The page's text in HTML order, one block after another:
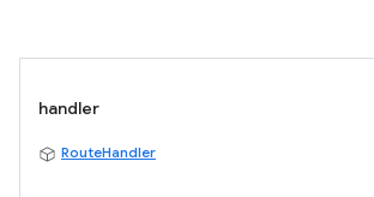
handler
RouteHandler